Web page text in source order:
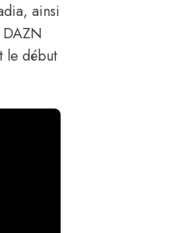
ainsi
le début